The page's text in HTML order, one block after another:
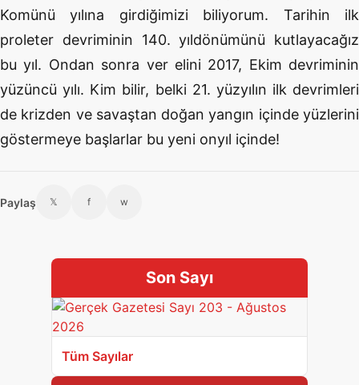
Komünü yılına girdiğimizi biliyorum. Tarihin ilk
proleter devriminin 140. yıldönümünü kutlayacağız
bu yıl. Ondan sonra ver elini 2017, Ekim devriminin
yüzüncü yılı. Kim bilir, belki 21. yüzyılın ilk devrimleri
de krizden ve savaştan doğan yangın içinde yüzlerini
göstermeye başlarlar bu yeni onyıl içinde!
Paylaş 𝕏 f w
Son Sayı
Tüm Sayılar